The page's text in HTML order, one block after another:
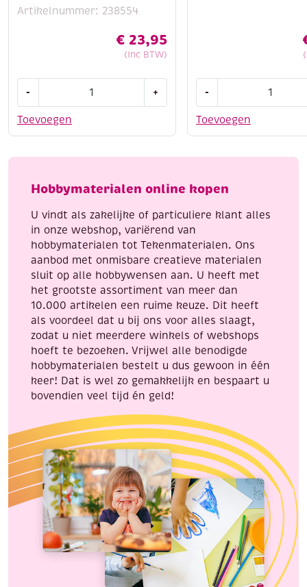
Artikelnummer: 238554
€ 23,95
(Inc BTW)
Toevoegen
-
stickerverf/windowcolour,
algemeen
+
Toevoegen
-
/
3
Hobbymaterialen online kopen
U vindt als zakelijke of particuliere klant alles
in onze webshop, variërend van
hobbymaterialen tot Tekenmaterialen. Ons
aanbod met onmisbare creatieve materialen
sluit op alle hobbywensen aan. U heeft met
het grootste assortiment van meer dan
10.000 artikelen een ruime keuze. Dit heeft
als voordeel dat u bij ons voor alles slaagt,
zodat u niet meerdere winkels of webshops
hoeft te bezoeken. Vrijwel alle benodigde
hobbymaterialen bestelt u dus gewoon in één
keer! Dat is wel zo gemakkelijk en bespaart u
bovendien veel tijd én geld!